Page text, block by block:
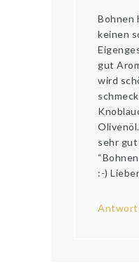
Bohnen
keinen
gut
wird
sehr
:-)